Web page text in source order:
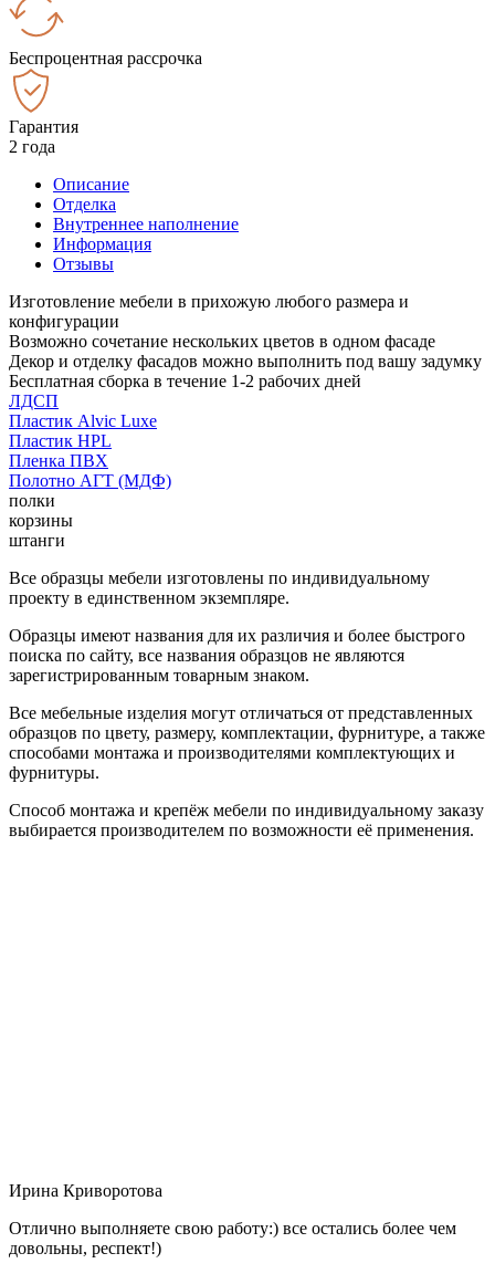
Беспроцентная рассрочка
Гарантия
2 года
Описание
Отделка
Внутреннее наполнение
Информация
Отзывы
Изготовление мебели в прихожую любого размера и
конфигурации
Возможно сочетание нескольких цветов в одном фасаде
Декор и отделку фасадов можно выполнить под вашу задумку
Бесплатная сборка в течение 1-2 рабочих дней
ЛДСП
Пластик Alvic Luxe
Пластик HPL
Пленка ПВХ
Полотно АГТ (МДФ)
полки
корзины
штанги
Все образцы мебели изготовлены по индивидуальному
проекту в единственном экземпляре.
Образцы имеют названия для их различия и более быстрого
поиска по сайту, все названия образцов не являются
зарегистрированным товарным знаком.
Все мебельные изделия могут отличаться от представленных
образцов по цвету, размеру, комплектации, фурнитуре, а также
способами монтажа и производителями комплектующих и
фурнитуры.
Способ монтажа и крепёж мебели по индивидуальному заказу
выбирается производителем по возможности её применения.
Ирина Криворотова
Отлично выполняете свою работу:) все остались более чем
довольны, респект!)